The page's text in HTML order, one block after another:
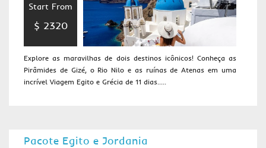
Start From
$ 2320
Explore as maravilhas de dois destinos icônicos! Conheça as
Pirâmides de Gizé, o Rio Nilo e as ruínas de Atenas em uma
incrível Viagem Egito e Grécia de 11 dias.....
Pacote Egito e Jordania